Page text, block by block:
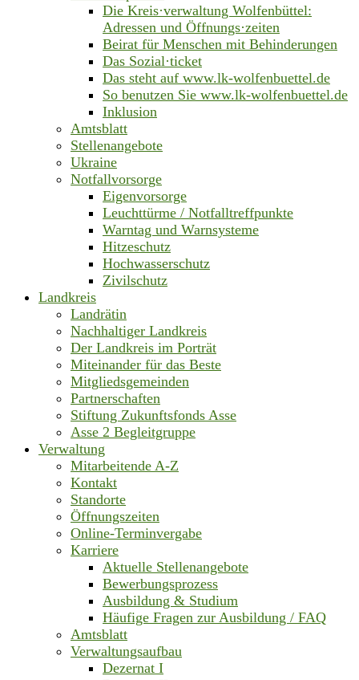
Die Kreis·verwaltung Wolfenbüttel:
Adressen und Öffnungs·zeiten
Beirat für Menschen mit Behinderungen
Das Sozial·ticket
Das steht auf www.lk-wolfenbuettel.de
So benutzen Sie www.lk-wolfenbuettel.de
Inklusion
Amtsblatt
Stellenangebote
Ukraine
Notfallvorsorge
Eigenvorsorge
Leuchttürme / Notfalltreffpunkte
Warntag und Warnsysteme
Hitzeschutz
Hochwasserschutz
Zivilschutz
Landkreis
Landrätin
Nachhaltiger Landkreis
Der Landkreis im Porträt
Miteinander für das Beste
Mitgliedsgemeinden
Partnerschaften
Stiftung Zukunftsfonds Asse
Asse 2 Begleitgruppe
Verwaltung
Mitarbeitende A-Z
Kontakt
Standorte
Öffnungszeiten
Online-Terminvergabe
Karriere
Aktuelle Stellenangebote
Bewerbungsprozess
Ausbildung & Studium
Häufige Fragen zur Ausbildung / FAQ
Amtsblatt
Verwaltungsaufbau
Dezernat I